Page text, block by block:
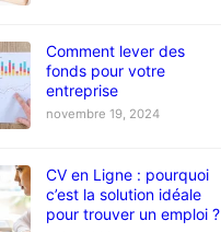
Comment lever des
fonds pour votre
entreprise
novembre 19, 2024
CV en Ligne : pourquoi
c’est la solution idéale
pour trouver un emploi ?